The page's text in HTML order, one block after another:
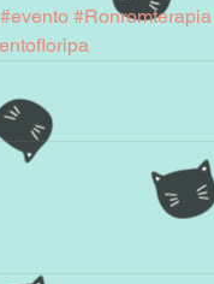
#evento #Ronromterapia